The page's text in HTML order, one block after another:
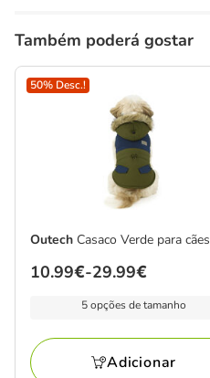
Também poderá gostar
50% Desc.!
Outech Casaco Verde para cães
Preço
29.99€
10.99€-29.99€
5 opções de tamanho
Adicionar